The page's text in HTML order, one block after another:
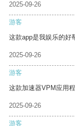
2025-09-26
游客
这款app是我娱乐的好
2025-09-26
游客
这款加速器VPM应用
2025-09-26
游客